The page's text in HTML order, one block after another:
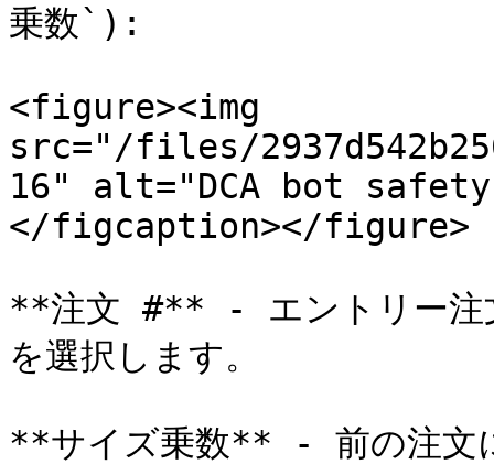
乗数`):
<figure><img
src="/files/
16" alt="DCA bot
</figcaption></figure>
**注文 #** - エントリー注
を選択します。
**サイズ乗数** - 前の注文